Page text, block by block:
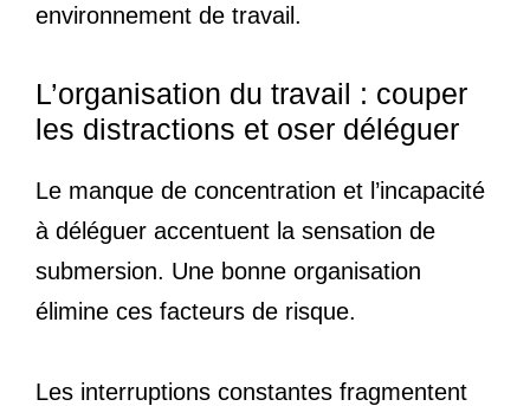
environnement de travail.
L’organisation du travail : couper
les distractions et oser déléguer
Le manque de concentration et l’incapacité
à déléguer accentuent la sensation de
submersion. Une bonne organisation
élimine ces facteurs de risque.
Les interruptions constantes fragmentent